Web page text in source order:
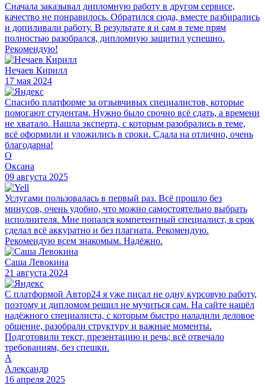
Сначала заказывал дипломную работу в другом сервисе,
качество не понравилось. Обратился сюда, вместе разбирались
и допиливали работу. В результате я и сам в теме прям
полностью разобрался, дипломную защитил успешно.
Рекомендую!
Нечаев Кирилл
17 мая 2024
Спасибо платформе за отзывчивых специалистов, которые
помогают студентам. Нужно было срочно всё сдать, а времени
не хватало. Нашла эксперта, с которым разобрались в теме,
всё оформили и уложились в сроки. Сдала на отлично, очень
благодарна!
О
Оксана
09 августа 2025
Услугами пользовалась в первый раз. Всё прошло без
минусов, очень удобно, что можно самостоятельно выбрать
исполнителя. Мне попался компетентный специалист, в срок
сделал всё аккуратно и без плагиата. Рекомендую.
Рекомендую всем знакомым. Надёжно.
Саша Левокина
21 августа 2024
С платформой Автор24 я уже писал не одну курсовую работу,
поэтому и дипломом решил не мучиться сам. На сайте нашёл
надёжного специалиста, с которым быстро наладили деловое
общение, разобрали структуру и важные моменты.
Подготовили текст, презентацию и речь; всё отвечало
требованиям, без спешки.
А
Александр
16 апреля 2025